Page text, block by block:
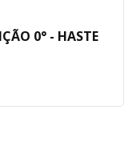
0° - HASTE